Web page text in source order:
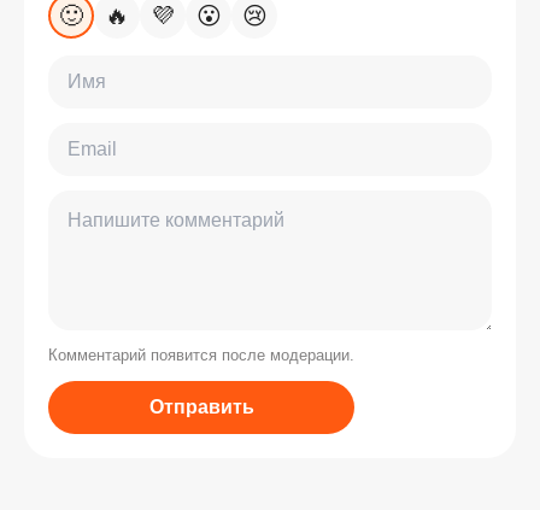
🙂 🔥 💜 😮 😢
Комментарий появится после модерации.
Отправить